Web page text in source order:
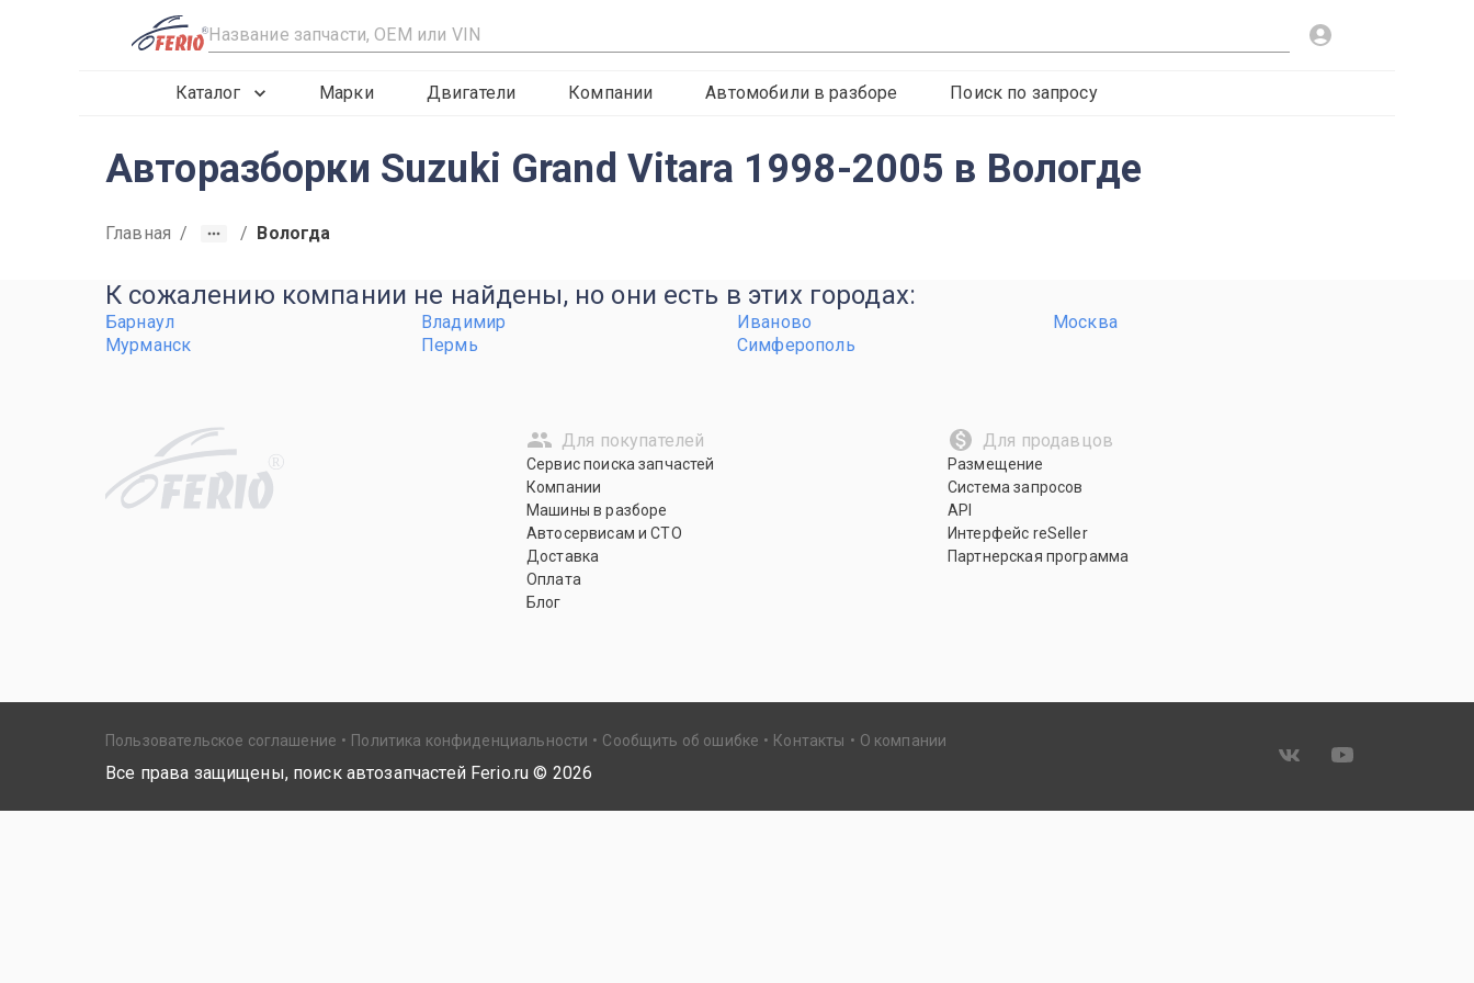
R
Каталог Марки Двигатели Компании Автомобили в разборе Поиск по запросу
Авторазборки Suzuki Grand Vitara 1998-2005 в Вологде
Главная / / Вологда
К сожалению компании не найдены, но они есть в этих городах:
Барнаул Владимир Иваново
Москва
Мурманск
Пермь Симферополь
R
Для покупателей
Сервис поиска запчастей
Компании
Машины в разборе
Автосервисам и СТО
Доставка
Оплата
Блог
Для продавцов
Размещение
Система запросов
API
Интерфейс reSeller
Партнерская программа
Пользовательское соглашение Политика конфиденциальности Сообщить об ошибке Контакты О компании
Все права защищены, поиск автозапчастей Ferio.ru © 2026